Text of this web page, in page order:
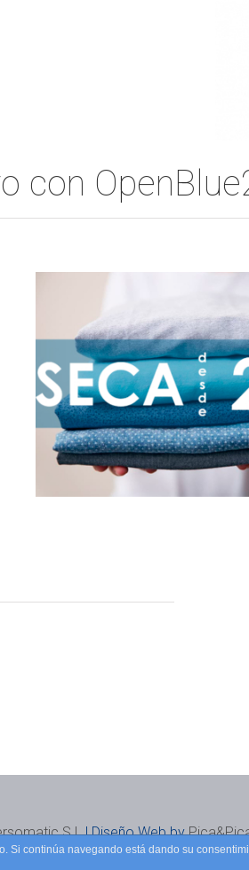
con
S.L| Diseño Web by
Si continúa navegando está dando su